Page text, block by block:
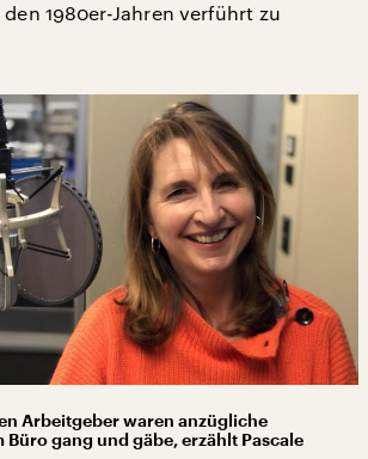
1980er-Jahren verführt zu
Arbeitgeber waren anzügliche
Büro gang und gäbe, erzählt Pascale